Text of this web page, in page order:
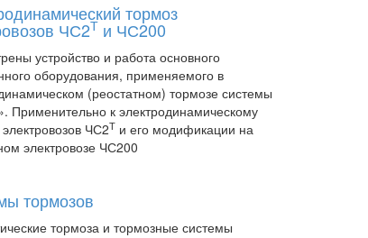
тормоз
ЧС2Т и ЧС200
устройство и работа основного
оборудования, применяемого в
(реостатном) тормозе системы
Применительно к электродинамическому
ЧС2Т и его модификации на
электровозе ЧС200
тормозов
тормоза и тормозные системы